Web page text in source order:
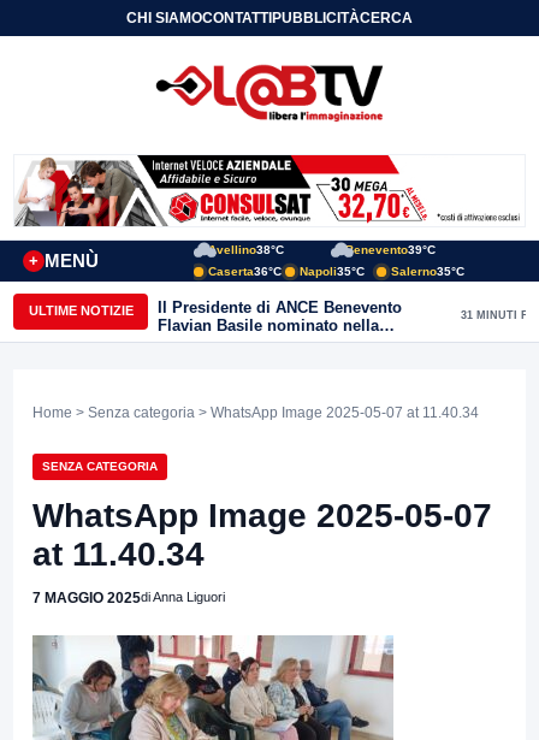
CHI SIAMOCONTATTIPUBBLICITÀCERCA
MENÙ
+
Avellino38°C Benevento39°C
Caserta36°C Napoli35°C Salerno35°C
ULTIME NOTIZIE
Il Presidente di ANCE Benevento
Flavian Basile nominato nella
Commissione Tecnica
31 MINUTI FA
Home > Senza categoria > WhatsApp Image 2025-05-07 at 11.40.34
SENZA CATEGORIA
WhatsApp Image 2025-05-07
at 11.40.34
7 MAGGIO 2025di Anna Liguori